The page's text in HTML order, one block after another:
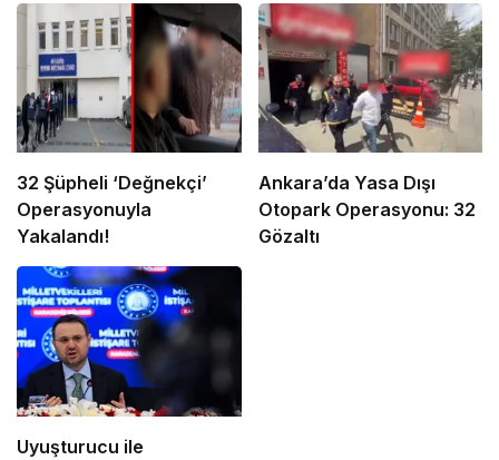
32 Şüpheli ‘Değnekçi’
Operasyonuyla
Yakalandı!
Ankara’da Yasa Dışı
Otopark Operasyonu: 32
Gözaltı
Uyuşturucu ile